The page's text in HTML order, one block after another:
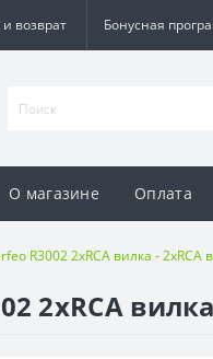
возврат Бонусная
О магазине Оплата
R3002 2xRCA вилка - 2xRCA
2xRCA